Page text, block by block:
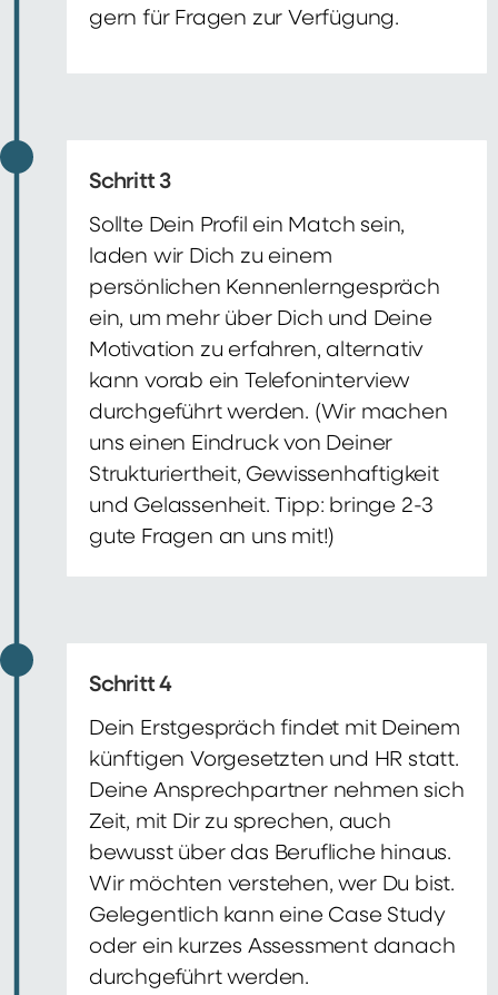
gern für Fragen zur Verfügung.
Schritt 3
Sollte Dein Profil ein Match sein,
laden wir Dich zu einem
persönlichen Kennenlerngespräch
ein, um mehr über Dich und Deine
Motivation zu erfahren, alternativ
kann vorab ein Telefoninterview
durchgeführt werden. (Wir machen
uns einen Eindruck von Deiner
Strukturiertheit, Gewissenhaftigkeit
und Gelassenheit. Tipp: bringe 2-3
gute Fragen an uns mit!)
Schritt 4
Dein Erstgespräch findet mit Deinem
künftigen Vorgesetzten und HR statt.
Deine Ansprechpartner nehmen sich
Zeit, mit Dir zu sprechen, auch
bewusst über das Berufliche hinaus.
Wir möchten verstehen, wer Du bist.
Gelegentlich kann eine Case Study
oder ein kurzes Assessment danach
durchgeführt werden.